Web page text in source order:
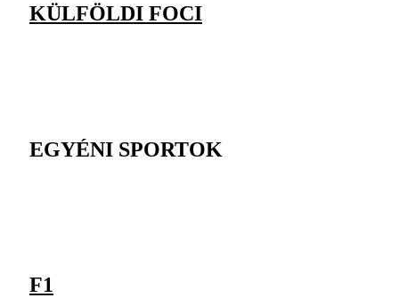
KÜLFÖLDI FOCI
EGYÉNI SPORTOK
F1